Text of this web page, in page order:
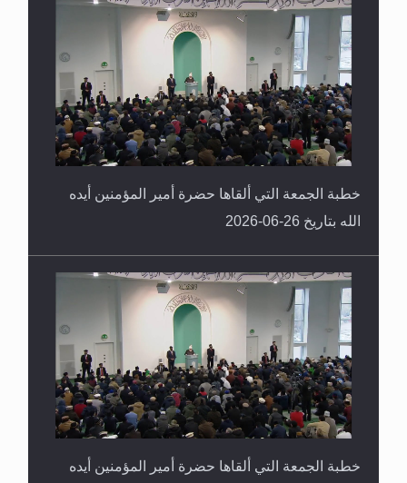
خطبة الجمعة التي ألقاها حضرة أمير المؤمنين أيده
الله بتاريخ 26-06-2026
خطبة الجمعة التي ألقاها حضرة أمير المؤمنين أيده